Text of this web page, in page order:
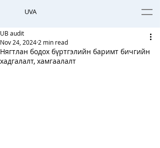
UVA
Нягтлан бодох бүртгэлийн баримт бичгийн
хадгалалт, хамгаалалт
UB audit
Nov 24, 2024 2 min read